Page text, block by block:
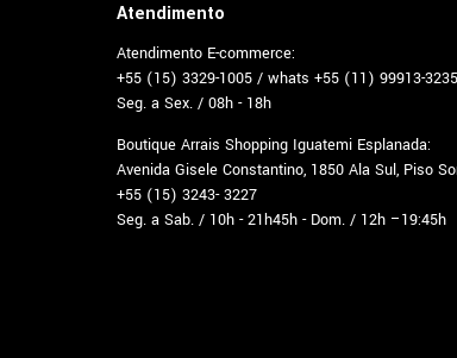
Atendimento
Atendimento E-commerce:
+55 (15) 3329-1005 / whats +55 (11) 99913-3235
Seg. a Sex. / 08h - 18h
Boutique Arrais Shopping Iguatemi Esplanada:
Avenida Gisele Constantino, 1850 Ala Sul, Piso
+55 (15) 3243- 3227
Seg. a Sab. / 10h - 21h45h - Dom. / 12h –19:45h